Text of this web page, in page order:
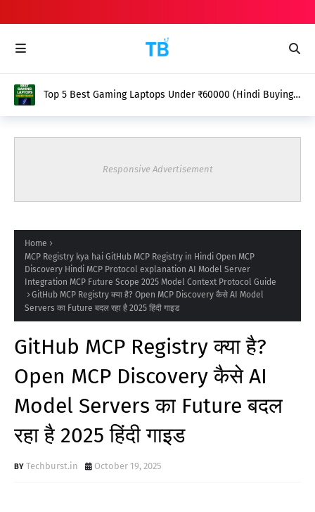
Top 5 Best Gaming Laptops Under ₹60000 (Hindi Buying
Responsive Advertisement
Home
MCP Registry kya hai GitHub MCP Registry in Hindi Open MCP
Discovery Hindi MCP Protocol explanation AI Model Server
Integration MCP Future Scope 2025 Model Context Protocol Guide
GitHub MCP Registry क्या है? Open MCP Discovery कैसे AI Model
Servers का Future बदल रहा है 2025 हिंदी गाइड
GitHub MCP Registry क्या है?
Open MCP Discovery कैसे AI
Model Servers का Future बदल
रहा है 2025 हिंदी गाइड
Techburst.in October 19, 2025